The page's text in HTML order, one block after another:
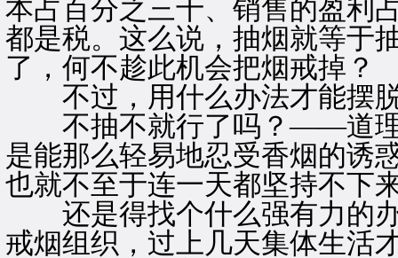
本占百分之三十、销售的盈利
都是税。这么说，抽烟就等于
了，何不趁此机会把烟戒掉？
不过，用什么办法才能摆
不抽不就行了吗？——道理
是能那么轻易地忍受香烟的诱
也就不至于连一天都坚持不下
还是得找个什么强有力的办
戒烟组织，过上几天集体生活